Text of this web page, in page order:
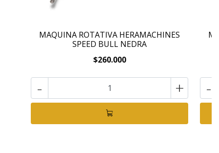
MAQUINA ROTATIVA HERAMACHINES
SPEED BULL NEDRA
$260.000
- + -